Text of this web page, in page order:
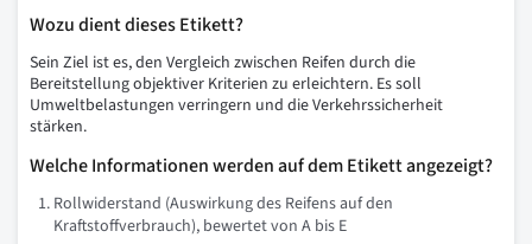
Wozu dient dieses Etikett?
Sein Ziel ist es, den Vergleich zwischen Reifen durch die
Bereitstellung objektiver Kriterien zu erleichtern. Es soll
Umweltbelastungen verringern und die Verkehrssicherheit
stärken.
Welche Informationen werden auf dem Etikett angezeigt?
Rollwiderstand (Auswirkung des Reifens auf den
Kraftstoffverbrauch), bewertet von A bis E